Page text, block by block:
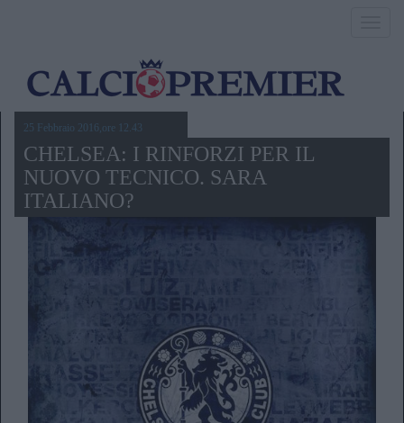
25 Febbraio 2016,ore 12.43
CHELSEA: I RINFORZI PER IL
NUOVO TECNICO. SARA
ITALIANO?